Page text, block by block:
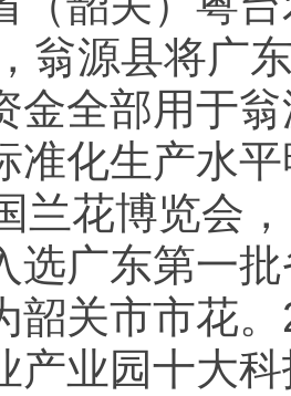
翁源县将广
金全部用于
准化生产水
兰花博览会
选广东第一
韶关市市花
产业园十大